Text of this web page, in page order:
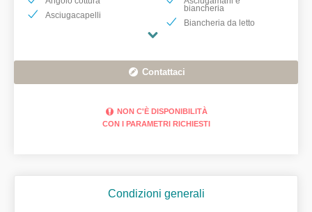
Asciugacapelli
biancheria
Biancheria da letto
Contattaci
NON C'È DISPONIBILITÀ
CON I PARAMETRI RICHIESTI
Condizioni generali